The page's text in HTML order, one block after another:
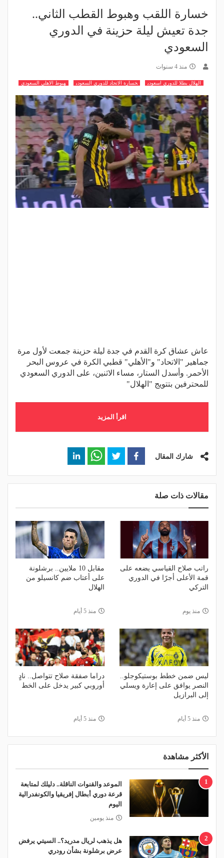
خسارة اللقب وهبوط القطب الثاني..
جدة تعيش ليلة حزينة في الدوري
السعودي
منذ 4 سنوات
الهلال بطلا للدوري اسعودي خسارة الاتحاد للدوري السعودي هبوط الاهلي السعودي
عاش عشاق كرة القدم في جدة ليلة حزينة جمعت لأول مرة
جماهير "الاتحاد" و"الأهلي" قطبي الكرة في عروس البحر
الأحمر. وأسدل الستار، مساء الاثنين، على الدوري السعودي
للمحترفين بتتويج "الهلال"
اقرأ المزيد
شارك المقال
مقالات ذات صلة
راتب صلاح القياسي يضعه على
قمة الأعلى أجرًا في الدوري
التركي
منذ يوم
مقابل 10 ملايين.. برشلونة
على أعتاب ضم كانسيلو من
الهلال
منذ 5 أيام
ليس ضمن خطط بوستيكوجلو..
النصر يوافق على إعارة ويسلي
إلى البرازيل
منذ 5 أيام
دراما صفقة صلاح تتواصل.. نادٍ
أوروبي كبير يدخل على الخط
منذ 5 أيام
الأكثر مشاهدة
1
الموعد والقنوات الناقلة.. دليلك لمتابعة
قرعة دوري أبطال إفريقيا والكونفدرالية
اليوم
منذ يومين
2
هل يذهب لريال مدريد؟.. السيتي يرفض
عرض برشلونة بشأن رودري